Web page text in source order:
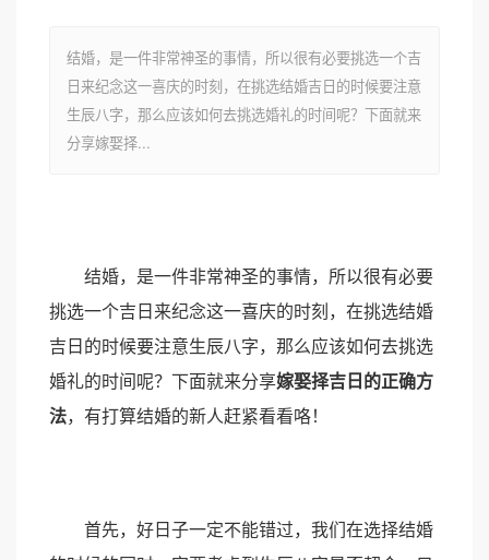
结婚，是一件非常神圣的事情，所以很有必要挑选一个吉
日来纪念这一喜庆的时刻，在挑选结婚吉日的时候要注意
生辰八字，那么应该如何去挑选婚礼的时间呢？下面就来
分享嫁娶择...
结婚，是一件非常神圣的事情，所以很有必要
挑选一个吉日来纪念这一喜庆的时刻，在挑选结婚
吉日的时候要注意生辰八字，那么应该如何去挑选
婚礼的时间呢？下面就来分享嫁娶择吉日的正确方
法，有打算结婚的新人赶紧看看咯！
首先，好日子一定不能错过，我们在选择结婚